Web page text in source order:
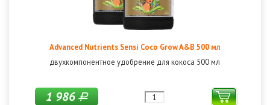
Advanced Nutrients Sensi Coco Grow A&B 500 мл
двухкомпонентное удобрение для кокоса 500 мл
1 986Р